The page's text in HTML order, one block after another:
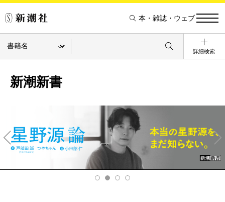
本・雑誌・ウェブ
詳細検索
新潮新書
v
Ne
xt